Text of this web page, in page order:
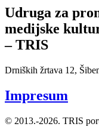
Udruga za
medijske
– TRIS
Drniških žrtava 12,
Impresum
© 2013.-2026. TRIS